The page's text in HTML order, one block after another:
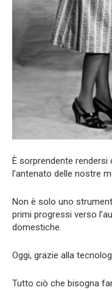
È sorprendente
l’antenato delle nostre
Non è solo uno
primi progressi verso
domestiche.
Oggi, grazie alla
Tutto ciò che bisogna